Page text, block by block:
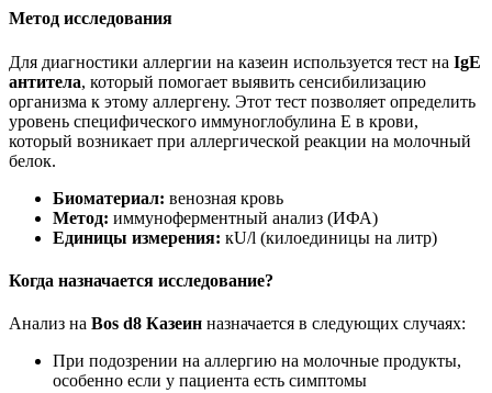
Метод исследования
Для диагностики аллергии на казеин используется тест на IgE
антитела, который помогает выявить сенсибилизацию
организма к этому аллергену. Этот тест позволяет определить
уровень специфического иммуноглобулина E в крови,
который возникает при аллергической реакции на молочный
белок.
Биоматериал: венозная кровь
Метод: иммуноферментный анализ (ИФА)
Единицы измерения: кU/l (килоединицы на литр)
Когда назначается исследование?
Анализ на Bos d8 Казеин назначается в следующих случаях:
При подозрении на аллергию на молочные продукты,
особенно если у пациента есть симптомы